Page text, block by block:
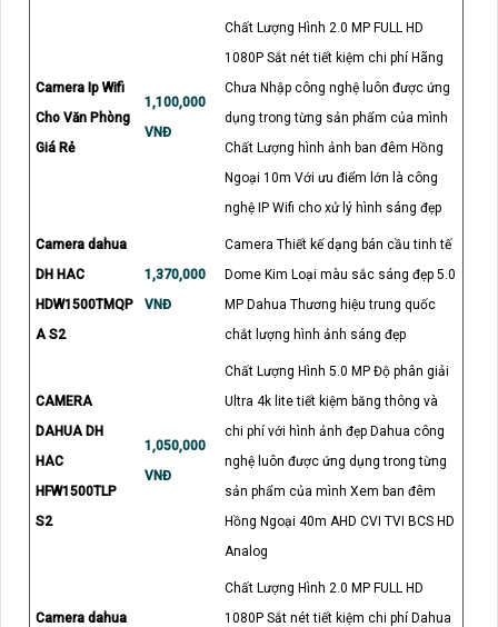
Camera Ip Wifi
Cho Văn Phòng
Giá Rẻ
1,100,000
VNĐ
Chất Lượng Hình 2.0 MP FULL HD
1080P Sắt nét tiết kiệm chi phí Hãng
Chưa Nhập công nghệ luôn được ứng
dụng trong từng sản phẩm của mình
Chất Lượng hình ảnh ban đêm Hồng
Ngoại 10m Với ưu điểm lớn là công
nghệ IP Wifi cho xử lý hình sáng đẹp
Camera dahua
DH HAC
HDW1500TMQP
A S2
1,370,000
VNĐ
Camera Thiết kế dạng bán cầu tinh tế
Dome Kim Loại màu sắc sáng đẹp 5.0
MP Dahua Thương hiệu trung quốc
chắt lượng hình ảnh sáng đẹp
CAMERA
DAHUA DH
HAC
HFW1500TLP
S2
1,050,000
VNĐ
Chất Lượng Hình 5.0 MP Độ phân giải
Ultra 4k lite tiết kiệm băng thông và
chi phí với hình ảnh đẹp Dahua công
nghệ luôn được ứng dụng trong từng
sản phẩm của mình Xem ban đêm
Hồng Ngoại 40m AHD CVI TVI BCS HD
Analog
Camera dahua
Chất Lượng Hình 2.0 MP FULL HD
1080P Sắt nét tiết kiệm chi phí Dahua